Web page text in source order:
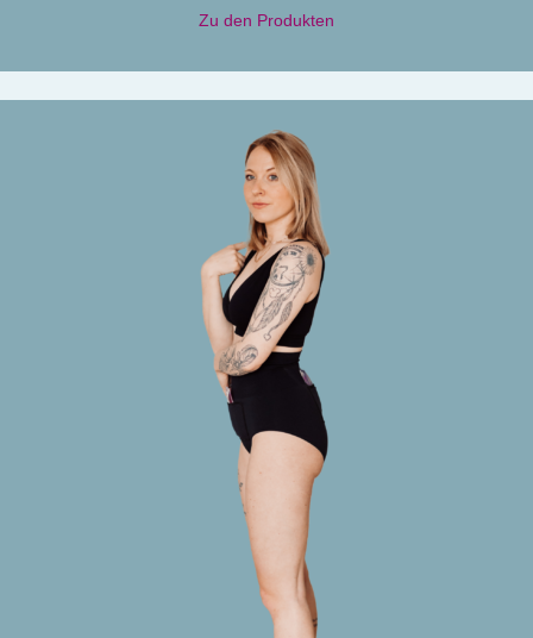
Zu den Produkten